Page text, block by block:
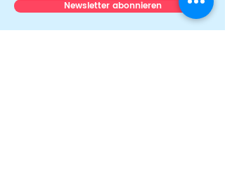
Newsletter abonnieren